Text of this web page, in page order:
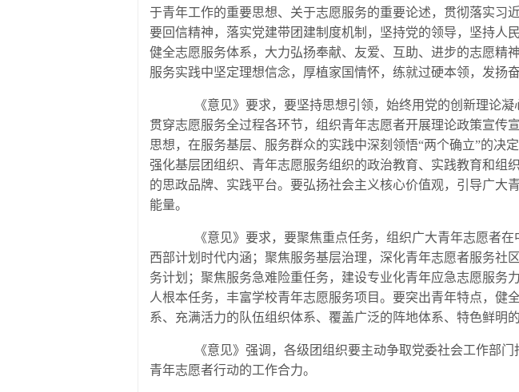
于青年工作的重要思想、关于志愿服务的重要论述，贯彻落实习
要回信精神，落实党建带团建制度机制，坚持党的领导，坚持人
健全志愿服务体系，大力弘扬奉献、友爱、互助、进步的志愿精
服务实践中坚定理想信念，厚植家国情怀，练就过硬本领，发扬
《意见》要求，要坚持思想引领，始终用党的创新理论凝
贯穿志愿服务全过程各环节，组织青年志愿者开展理论政策宣传
思想，在服务基层、服务群众的实践中深刻领悟“两个确立”的决
强化基层团组织、青年志愿服务组织的政治教育、实践教育和组
的思政品牌、实践平台。要弘扬社会主义核心价值观，引导广大
能量。
《意见》要求，要聚焦重点任务，组织广大青年志愿者在
西部计划时代内涵；聚焦服务基层治理，深化青年志愿者服务社
务计划；聚焦服务急难险重任务，建设专业化青年应急志愿服
人根本任务，丰富学校青年志愿服务项目。要突出青年特点，
系、充满活力的队伍组织体系、覆盖广泛的阵地体系、特色鲜明
《意见》强调，各级团组织要主动争取党委社会工作部门
青年志愿者行动的工作合力。